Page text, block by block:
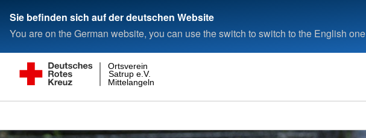
Sie befinden sich auf der deutschen Website
You are on the German website, you can use the switch to switch to the English one
Mittelangeln
Satrup e.V.
Ortsverein